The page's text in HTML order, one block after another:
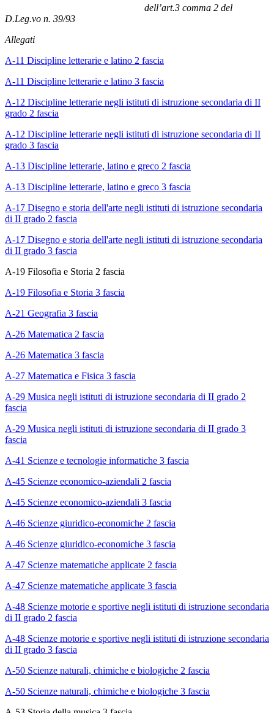
dell’art.3 comma 2 del
D.Leg.vo n. 39/93
Allegati
A-11 Discipline letterarie e latino 2 fascia
A-11 Discipline letterarie e latino 3 fascia
A-12 Discipline letterarie negli istituti di istruzione secondaria di II
grado 2 fascia
A-12 Discipline letterarie negli istituti di istruzione secondaria di II
grado 3 fascia
A-13 Discipline letterarie, latino e greco 2 fascia
A-13 Discipline letterarie, latino e greco 3 fascia
A-17 Disegno e storia dell'arte negli istituti di istruzione secondaria
di II grado 2 fascia
A-17 Disegno e storia dell'arte negli istituti di istruzione secondaria
di II grado 3 fascia
A-19 Filosofia e Storia 2 fascia
A-19 Filosofia e Storia 3 fascia
A-21 Geografia 3 fascia
A-26 Matematica 2 fascia
A-26 Matematica 3 fascia
A-27 Matematica e Fisica 3 fascia
A-29 Musica negli istituti di istruzione secondaria di II grado 2
fascia
A-29 Musica negli istituti di istruzione secondaria di II grado 3
fascia
A-41 Scienze e tecnologie informatiche 3 fascia
A-45 Scienze economico-aziendali 2 fascia
A-45 Scienze economico-aziendali 3 fascia
A-46 Scienze giuridico-economiche 2 fascia
A-46 Scienze giuridico-economiche 3 fascia
A-47 Scienze matematiche applicate 2 fascia
A-47 Scienze matematiche applicate 3 fascia
A-48 Scienze motorie e sportive negli istituti di istruzione secondaria
di II grado 2 fascia
A-48 Scienze motorie e sportive negli istituti di istruzione secondaria
di II grado 3 fascia
A-50 Scienze naturali, chimiche e biologiche 2 fascia
A-50 Scienze naturali, chimiche e biologiche 3 fascia